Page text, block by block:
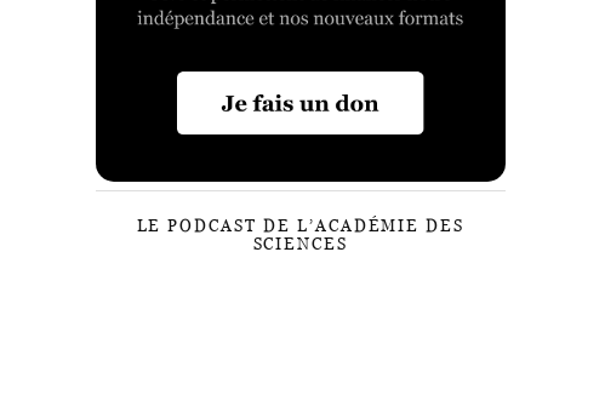
LE PODCAST DE L’ACADÉMIE DES
SCIENCES